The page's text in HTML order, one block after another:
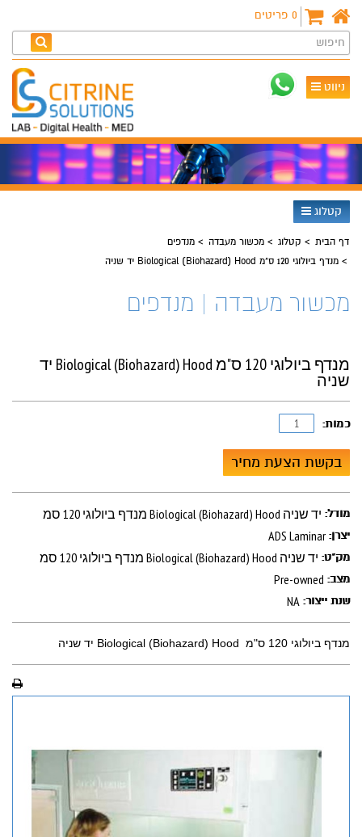
0 פריטים
חיפוש
ניווט
קטלוג
דף הבית קטלוג מכשור מעבדה
מנדפים
מנדף ביולוגי 120 ס"מ Biological (Biohazard) Hood יד שניה
מכשור מעבדה | מנדפים
מנדף ביולוגי 120 ס"מ Biological (Biohazard) Hood יד
שניה
כמות:
בקשת הצעת מחיר
מודל: מנדף ביולוגי 120 סמ Biological (Biohazard) Hood יד שניה
יצרן: ADS Laminar
מק"ט: מנדף ביולוגי 120 סמ Biological (Biohazard) Hood יד שניה
מצב: Pre-owned
שנת ייצור: NA
מנדף ביולוגי 120 ס"מ Biological (Biohazard) Hood יד שניה